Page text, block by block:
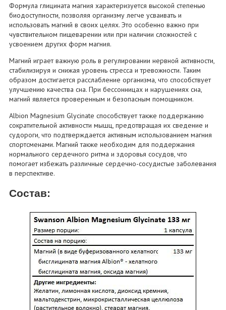
Формула глицината магния характеризуется высокой степенью
биодоступности, позволяя организму легче усваивать и
использовать магний в своих целях. Это особенно важно при
чувствительном пищеварении или при наличии сложностей с
усвоением других форм магния.
Магний играет важную роль в регулировании нервной активности,
стабилизируя и снижая уровень стресса и тревожности. Таким
образом достигается расслабление организма, что способствует
улучшению качества сна. При бессонницах и нарушениях сна,
магний является проверенным и безопасным помощником.
Albion Magnesium Glycinate способствует также поддержанию
сократительной активности мышц, предотвращая их сведение и
судороги, что подтверждается активным использованием магния
спортсменами. Магний также необходим для поддержания
нормального сердечного ритма и здоровья сосудов, что
помогает избежать различные сердечно-сосудистые заболевания
в перспективе.
Состав: